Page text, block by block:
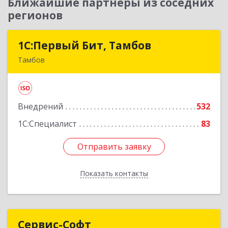
регионов
1С:Первый Бит, Тамбов
Тамбов
Внедрений
532
1С:Специалист
83
Отправить заявку
Показать контакты
1С:Первый Бит, Тамбов
Подробнее
Отправить заявку
Назад
Сервис-Софт